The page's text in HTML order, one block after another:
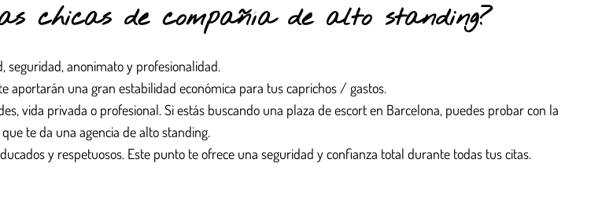
chicas de compañía de alto standing?
seguridad, anonimato y profesionalidad.
aportarán una gran estabilidad económica para tus caprichos / gastos.
vida privada o profesional. Si estás buscando una plaza de escort en Barcelona, puedes probar con la
te da una agencia de alto standing.
y respetuosos. Este punto te ofrece una seguridad y confianza total durante todas tus citas.